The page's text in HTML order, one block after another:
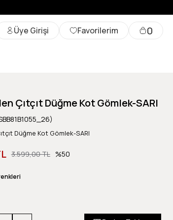
Üye Girişi Favorilerim 0
Çıtçıt Düğme Kot Gömlek-SARI
Düğme Kot Gömlek-SARI
3.599,00 TL 50